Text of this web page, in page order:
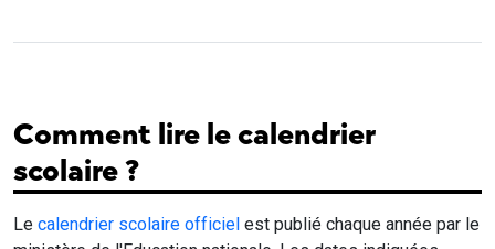
Comment lire le calendrier
scolaire ?
Le calendrier scolaire officiel est publié chaque année par le